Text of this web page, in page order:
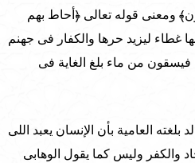
ومعنى قوله تعالى ﴿أحاط بهم
غطاء ليزيد حرها والكفار فى جهنم
من ماء بلغ الغاية فى
العامية بأن الإنسان يعبد اللى
والكفر وليس كما يقول الوهابى